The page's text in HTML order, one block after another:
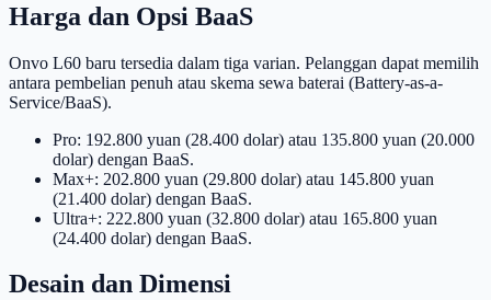
Harga dan Opsi BaaS
Onvo L60 baru tersedia dalam tiga varian. Pelanggan dapat memilih
antara pembelian penuh atau skema sewa baterai (Battery-as-a-
Service/BaaS).
Pro: 192.800 yuan (28.400 dolar) atau 135.800 yuan (20.000
dolar) dengan BaaS.
Max+: 202.800 yuan (29.800 dolar) atau 145.800 yuan
(21.400 dolar) dengan BaaS.
Ultra+: 222.800 yuan (32.800 dolar) atau 165.800 yuan
(24.400 dolar) dengan BaaS.
Desain dan Dimensi